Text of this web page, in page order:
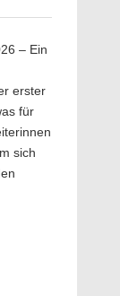
– Ein
erster
für
sich